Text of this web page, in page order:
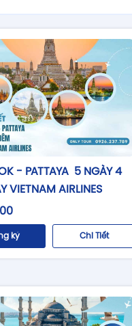
- PATTAYA 5 NGÀY 4
VIETNAM AIRLINES
ký Chi Tiết